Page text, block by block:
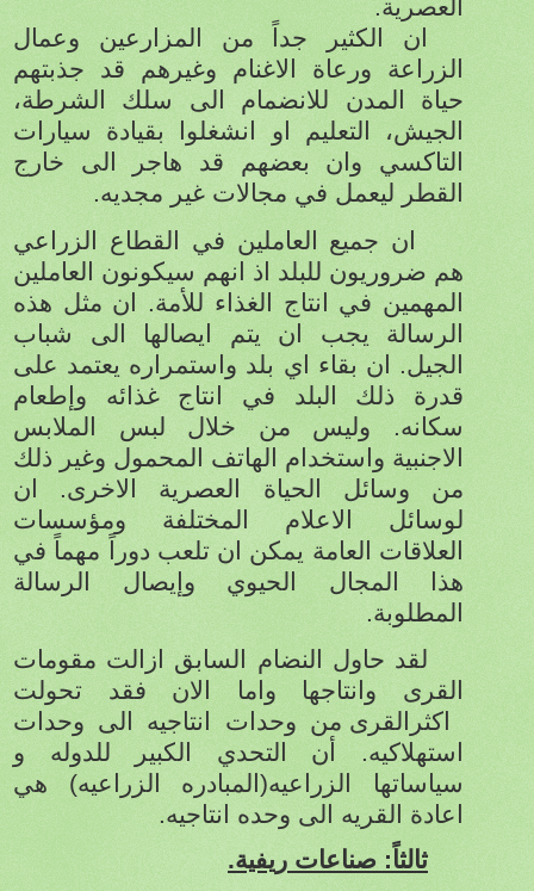
العصرية.
ان الكثير جداً من المزارعين وعمال
الزراعة ورعاة الاغنام وغيرهم قد جذبتهم
حياة المدن للانضمام الى سلك الشرطة،
الجيش، التعليم او انشغلوا بقيادة سيارات
التاكسي وان بعضهم قد هاجر الى خارج
القطر ليعمل في مجالات غير مجديه.
ان جميع العاملين في القطاع الزراعي
هم ضروريون للبلد اذ انهم سيكونون العاملين
المهمين في انتاج الغذاء للأمة. ان مثل هذه
الرسالة يجب ان يتم ايصالها الى شباب
الجيل. ان بقاء اي بلد واستمراره يعتمد على
قدرة ذلك البلد في انتاج غذائه وإطعام
سكانه. وليس من خلال لبس الملابس
الاجنبية واستخدام الهاتف المحمول وغير ذلك
من وسائل الحياة العصرية الاخرى. ان
لوسائل الاعلام المختلفة ومؤسسات
العلاقات العامة يمكن ان تلعب دوراً مهماً في
هذا المجال الحيوي وإيصال الرسالة
المطلوبة.
لقد حاول النضام السابق
ازالت مقومات
القرى وانتاجها واما الان فقد تحولت
اكثرالقرى من وحدات انتاجيه الى وحدات
استهلاكيه. أن التحدي الكبير للدوله و
سياساتها الزراعيه(المبادره الزراعيه) هي
اعادة القريه الى وحده انتاجيه.
ثالثاً: صناعات ريفية.